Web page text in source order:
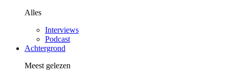
Alles
Interviews
Podcast
Achtergrond
Meest gelezen